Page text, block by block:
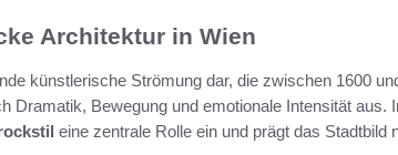
Architektur in Wien
künstlerische Strömung dar, die zwischen 1600
Dramatik, Bewegung und emotionale Intensität aus.
eine zentrale Rolle ein und prägt das Stadtbild